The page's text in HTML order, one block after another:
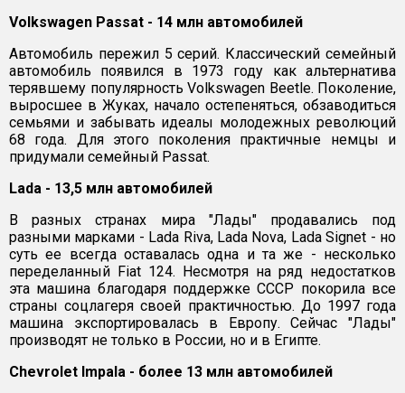
Volkswagen Passat - 14 млн автомобилей
Автомобиль пережил 5 серий. Классический семейный
автомобиль появился в 1973 году как альтернатива
терявшему популярность Volkswagen Beetle. Поколение,
выросшее в Жуках, начало остепеняться, обзаводиться
семьями и забывать идеалы молодежных революций
68 года. Для этого поколения практичные немцы и
придумали семейный Passat.
Lada - 13,5 млн автомобилей
В разных странах мира "Лады" продавались под
разными марками - Lada Riva, Lada Nova, Lada Signet - но
суть ее всегда оставалась одна и та же - несколько
переделанный Fiat 124. Несмотря на ряд недостатков
эта машина благодаря поддержке СССР покорила все
страны соцлагеря своей практичностью. До 1997 года
машина экспортировалась в Европу. Сейчас "Лады"
производят не только в России, но и в Египте.
Chevrolet Impala - более 13 млн автомобилей